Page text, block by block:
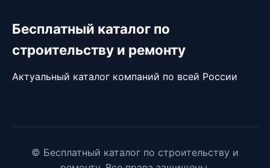
Бесплатный каталог по
строительству и ремонту
Актуальный каталог компаний по всей России
© Бесплатный каталог по строительству и